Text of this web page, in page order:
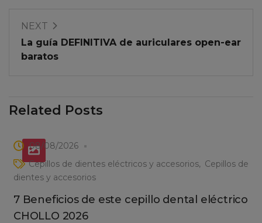
NEXT
La guía DEFINITIVA de auriculares open-ear
baratos
Related Posts
08/08/2026
Cepillos de dientes eléctricos y accesorios
Cepillos de
dientes y accesorios
7 Beneficios de este cepillo dental eléctrico
CHOLLO 2026